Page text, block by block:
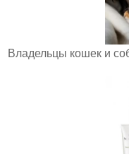
Владельцы кошек и